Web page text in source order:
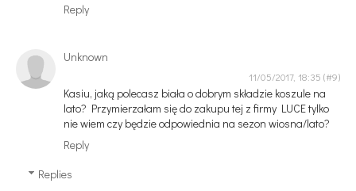
Reply
Unknown
11/05/2017, 18:35
Kasiu, jaką polecasz biała o dobrym składzie koszule na
lato? Przymierzałam się do zakupu tej z firmy LUCE tylko
nie wiem czy będzie odpowiednia na sezon wiosna/lato?
Reply
Replies